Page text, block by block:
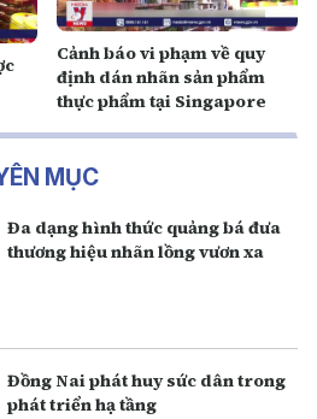
Cảnh báo vi phạm về quy
định dán nhãn sản phẩm
thực phẩm tại Singapore
MỤC
Đa dạng hình thức quảng bá đưa
thương hiệu nhãn lồng vươn xa
Đồng Nai phát huy sức dân trong
phát triển hạ tầng